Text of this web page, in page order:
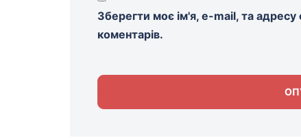
Зберегти моє ім'я, e-mail, та
коментарів.